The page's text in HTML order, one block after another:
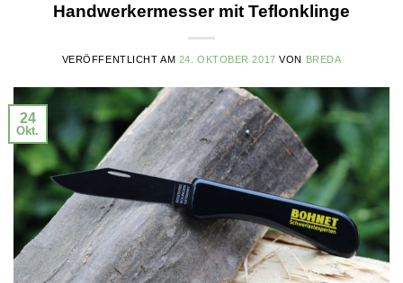
Handwerkermesser mit Teflonklinge
VERÖFFENTLICHT AM 24. OKTOBER 2017 VON BREDA
24
Okt.